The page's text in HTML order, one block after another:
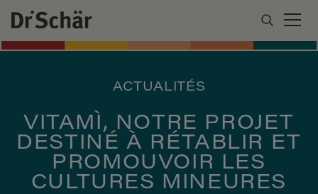
ACTUALITÉS
VITAMÌ, NOTRE PROJET
DESTINÉ À RÉTABLIR ET
PROMOUVOIR LES
CULTURES MINEURES